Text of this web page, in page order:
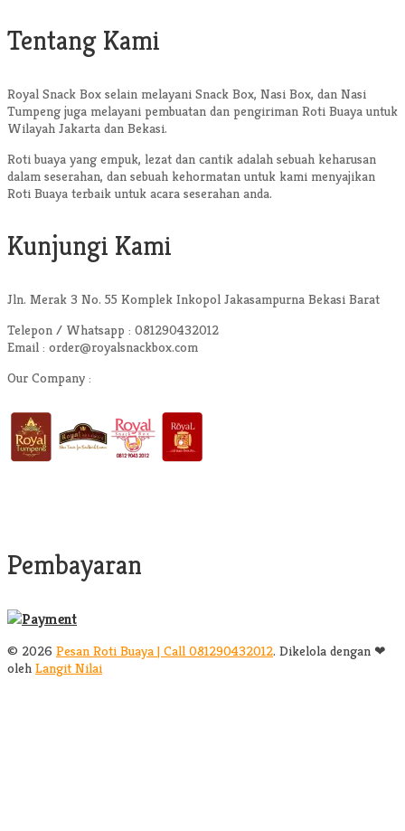
Tentang Kami
Royal Snack Box selain melayani Snack Box, Nasi Box, dan Nasi
Tumpeng juga melayani pembuatan dan pengiriman Roti Buaya untuk
Wilayah Jakarta dan Bekasi.
Roti buaya yang empuk, lezat dan cantik adalah sebuah keharusan
dalam seserahan, dan sebuah kehormatan untuk kami menyajikan
Roti Buaya terbaik untuk acara seserahan anda.
Kunjungi Kami
Jln. Merak 3 No. 55 Komplek Inkopol Jakasampurna Bekasi Barat
Telepon / Whatsapp : 081290432012
Email : order@royalsnackbox.com
Our Company :
Pembayaran
© 2026 Pesan Roti Buaya | Call 081290432012. Dikelola dengan ❤
oleh Langit Nilai